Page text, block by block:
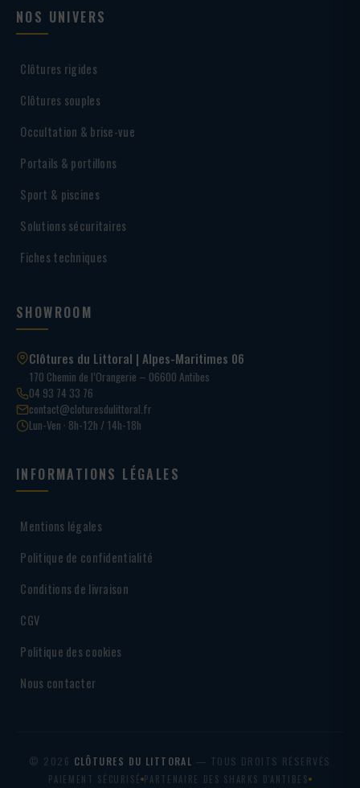
NOS UNIVERS
Clôtures rigides
Clôtures souples
Occultation & brise-vue
Portails & portillons
Sport & piscines
Solutions sécuritaires
Fiches techniques
SHOWROOM
Clôtures du Littoral | Alpes-Maritimes 06
170 Chemin de l’Orangerie – 06600 Antibes
04 93 74 33 76
contact@cloturesdulittoral.fr
Lun-Ven · 8h-12h / 14h-18h
INFORMATIONS LÉGALES
Mentions légales
Politique de confidentialité
Conditions de livraison
CGV
Politique des cookies
Nous contacter
© 2026 CLÔTURES DU LITTORAL — TOUS DROITS RÉSERVÉS
PAIEMENT SÉCURISÉ PARTENAIRE DES SHARKS D'ANTIBES